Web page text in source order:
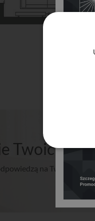
Twoich
na Twoje pytania